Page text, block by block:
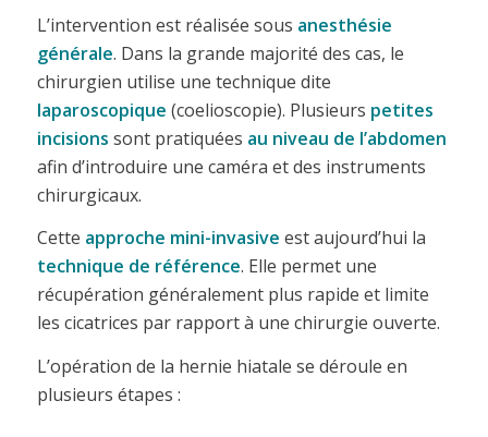
L’intervention est réalisée sous anesthésie
générale. Dans la grande majorité des cas, le
chirurgien utilise une technique dite
laparoscopique (coelioscopie). Plusieurs petites
incisions sont pratiquées au niveau de l’abdomen
afin d’introduire une caméra et des instruments
chirurgicaux.
Cette approche mini-invasive est aujourd’hui la
technique de référence. Elle permet une
récupération généralement plus rapide et limite
les cicatrices par rapport à une chirurgie ouverte.
L’opération de la hernie hiatale se déroule en
plusieurs étapes :